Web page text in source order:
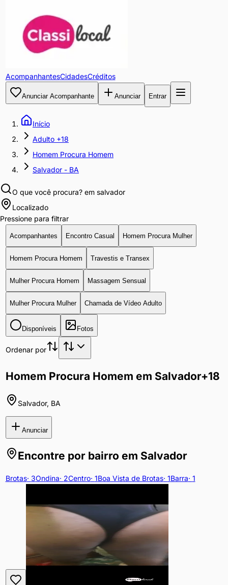
AcompanhantesCidadesCréditos
Anunciar Acompanhante Anunciar Entrar
Início
Adulto +18
Homem Procura Homem
Salvador - BA
O que você procura? em salvador
Localizado
Pressione para filtrar
Acompanhantes Encontro Casual Homem Procura Mulher
Homem Procura Homem Travestis e Transex
Mulher Procura Homem Massagem Sensual
Mulher Procura Mulher Chamada de Vídeo Adulto
Disponíveis Fotos
Ordenar por
Homem Procura Homem em Salvador+18
Salvador, BA
Anunciar
Encontre por bairro em Salvador
Brotas· 3Ondina· 2Centro· 1Boa Vista de Brotas· 1Barra· 1